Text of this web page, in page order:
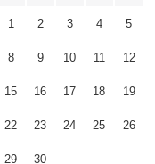
1 2 3 4 5
8 9 10 11 12
15 16 17 18 19
22 23 24 25 26
29 30